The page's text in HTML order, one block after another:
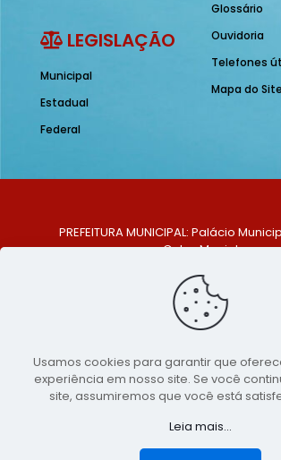
LEGISLAÇÃO
Municipal
Estadual
Federal
Glossário
Ouvidoria
Telefones
Mapa do Site
PREFEITURA MUNICIPAL: Palácio
Celso Maciel
Centro, São Bento do Una - PE. CEP:
TELEFONE: (81) 99548-1569
E-MAIL:
Copyright 2021-2026 - Assessoria de
Prefeitura de São Bento do Una
publicidadeLumusWeb - Agência
Usamos cookies para garantir que
experiência em nosso site. Se você
site, assumiremos que você está
Leia mais...